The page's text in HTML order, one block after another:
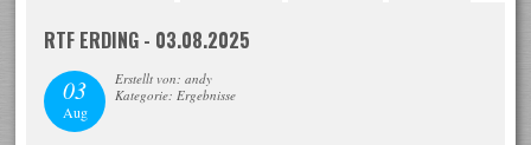
RTF ERDING - 03.08.2025
03
Aug
Erstellt von: andy
Kategorie: Ergebnisse